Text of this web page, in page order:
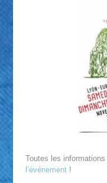
Toutes les informations
l’événement!